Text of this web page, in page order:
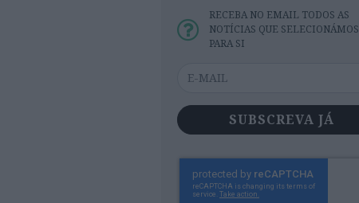
RECEBA NO EMAIL TODOS AS
NOTÍCIAS QUE SELECIONÁMOS
PARA SI
SUBSCREVA JÁ